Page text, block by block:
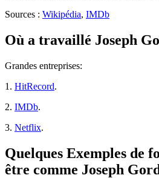
Sources : Wikipédia, IMDb
Où a travaillé Joseph
Grandes entreprises:
1. HitRecord.
2. IMDb.
3. Netflix.
Quelques Exemples de
être comme Joseph